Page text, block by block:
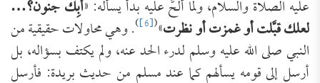
عليه الصلاة والسلام، ولما ألحَّ عليه بدأ يسأله: «أبِك جنون؟…
لعلك قبَّلت أو غمزت أو نظرت»
(
[6]
). وهي محاولات حقيقية من
النبي صلى الله عليه وسلم لدرء الحد عنه، ولم يكتف بسؤاله، بل
أرسل إلى قومه يسألهم كما عند مسلم من حديث بريدة: فأرسل